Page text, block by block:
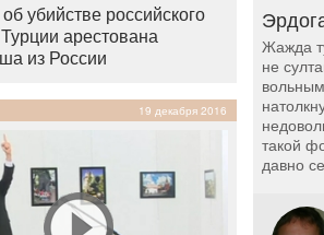
убийстве российского
арестована
из России
19 декабря 2016
Жажда
не
такой
давно